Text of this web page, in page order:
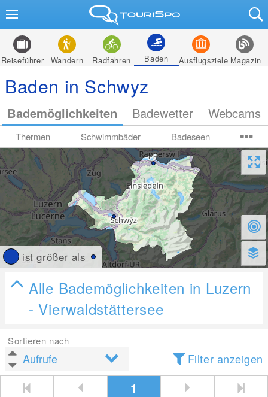
Reiseführer Wandern Radfahren Baden Ausflugsziele Magazin
Baden in Schwyz
Bademöglichkeiten Badewetter Webcams
Thermen Schwimmbäder Badeseen
ist größer als
Alle Bademöglichkeiten in Luzern
- Vierwaldstättersee
Sortieren nach
Filter anzeigen
1